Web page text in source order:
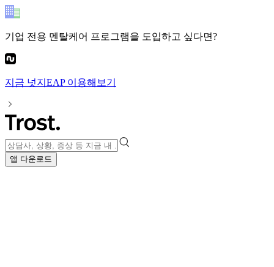
기업 전용 멘탈케어 프로그램을 도입하고 싶다면?
지금 넛지EAP이용해보기
앱 다운로드